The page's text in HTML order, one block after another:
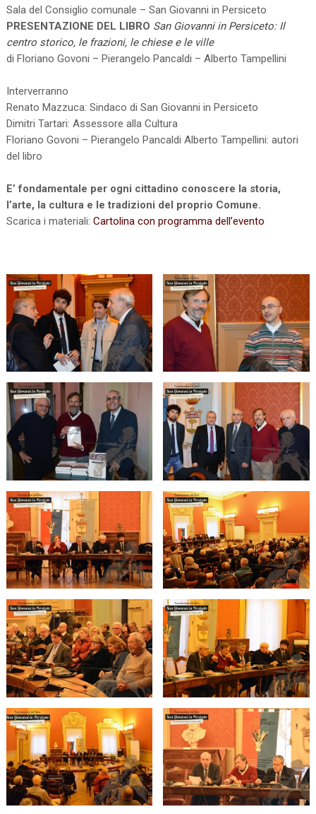
Sala del Consiglio comunale – San Giovanni in Persiceto
PRESENTAZIONE DEL LIBRO San Giovanni in Persiceto: Il
centro storico, le frazioni, le chiese e le ville
di Floriano Govoni – Pierangelo Pancaldi – Alberto Tampellini
Interverranno
Renato Mazzuca: Sindaco di San Giovanni in Persiceto
Dimitri Tartari: Assessore alla Cultura
Floriano Govoni – Pierangelo Pancaldi Alberto Tampellini: autori
del libro
E’ fondamentale per ogni cittadino conoscere la storia,
l’arte, la cultura e le tradizioni del proprio Comune.
Scarica i materiali: Cartolina con programma dell’evento